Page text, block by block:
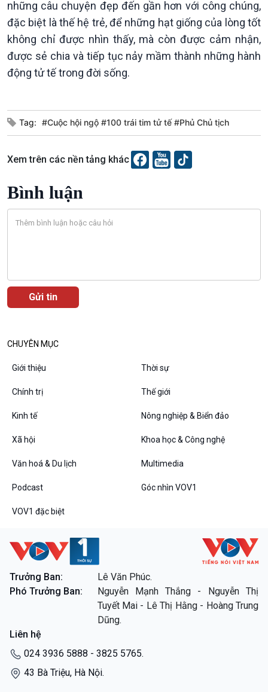
Thanh âm ký sự
Chân dung cuộc sống
những câu chuyện đẹp đến gần hơn với công chúng,
đặc biệt là thế hệ trẻ, để những hạt giống của lòng tốt
không chỉ được nhìn thấy, mà còn được cảm nhận,
được sẻ chia và tiếp tục nảy mầm thành những hành
động tử tế trong đời sống.
Tag: #Cuộc hội ngộ #100 trái tim tử tế #Phủ Chủ tịch
Xem trên các nền tảng khác
Bình luận
CHUYÊN MỤC
Giới thiệu Thời sự
Chính trị Thế giới
Kinh tế Nông nghiệp & Biển đảo
Xã hội Khoa học & Công nghệ
Văn hoá & Du lịch Multimedia
Podcast Góc nhìn VOV1
VOV1 đặc biệt
Trưởng Ban:
Lê Văn Phúc.
Phó Trưởng Ban:
Nguyễn Mạnh Thắng - Nguyễn Thị
Tuyết Mai - Lê Thị Hằng - Hoàng Trung
Dũng.
Liên hệ
024 3936 5888 - 3825 5765.
43 Bà Triệu, Hà Nội.